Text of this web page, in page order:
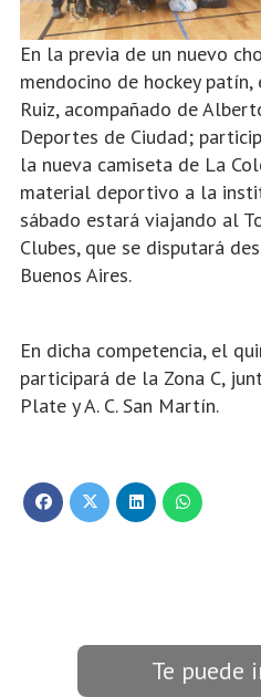
En la previa de un nuevo
mendocino de hockey
Ruiz, acompañado de
Deportes de Ciudad;
la nueva camiseta de La
material deportivo a la
sábado estará viajando al
Clubes, que se disputará
Buenos Aires.
En dicha competencia, el
participará de la Zona C,
Plate y A. C. San Martín.
Te puede